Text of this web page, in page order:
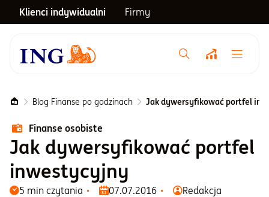
Klienci indywidualni Firmy
Menu główne
Notowania
Emerytura
Inwestycje
Blog Finanse po godzinach Jak dywersyfikować portfel
Finanse osobiste
Jak dywersyfikować portfel
inwestycyjny
5 min czytania 07.07.2016 Redakcja